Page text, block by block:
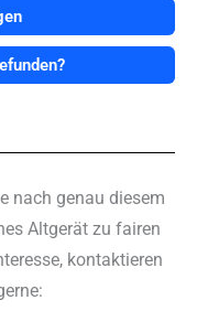
nach genau diesem
Altgerät zu fairen
kontaktieren